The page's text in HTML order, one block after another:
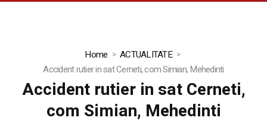
Home
ACTUALITATE
Accident rutier in sat Cerneti, com Simian, Mehedinti
Accident rutier in sat Cerneti,
com Simian, Mehedinti